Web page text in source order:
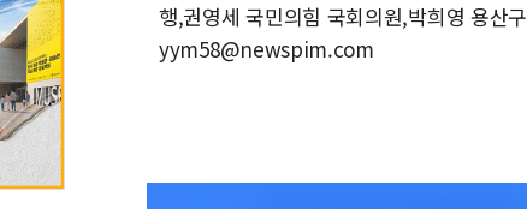
행,권영세 국민의힘 국회의원,박희영 용산
yym58@newspim.com